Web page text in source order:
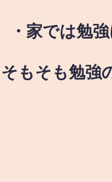
・家では勉
そもそも勉